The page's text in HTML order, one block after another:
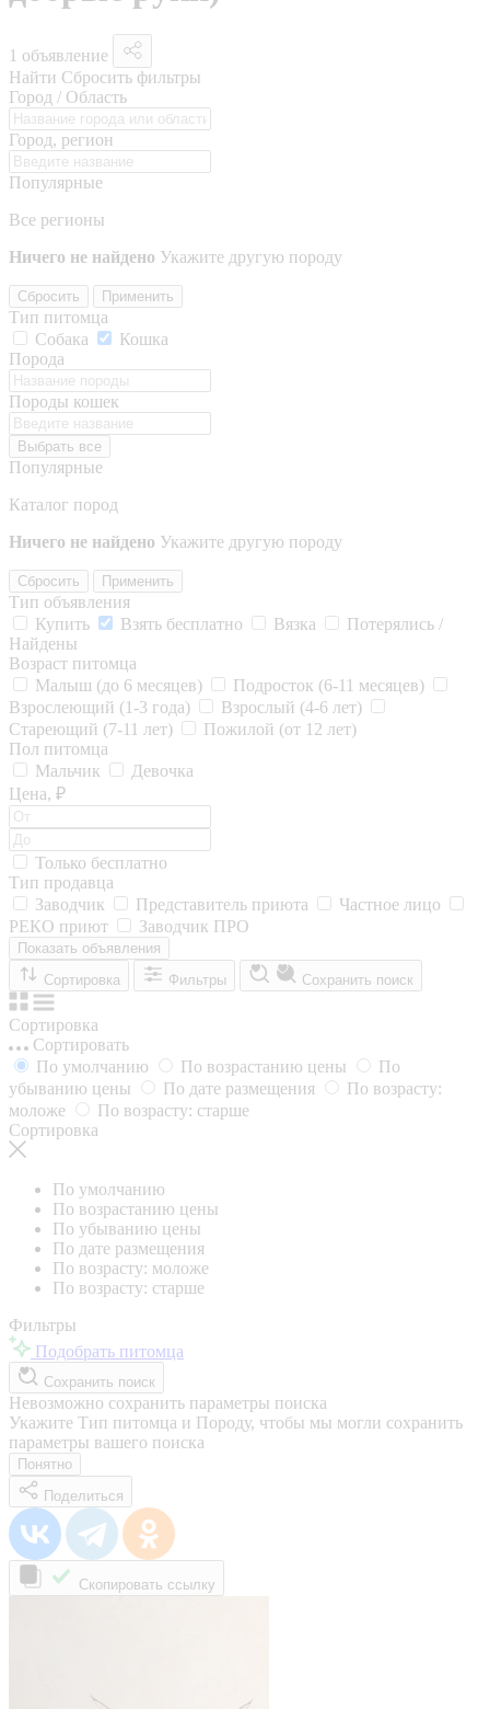
1 объявление
Найти Сбросить фильтры
Город / Область
Город, регион
Популярные
Все регионы
Ничего не найдено Укажите другую породу
Сбросить Применить
Тип питомца
Собака
Кошка
Порода
Породы кошек
Выбрать все
Популярные
Каталог пород
Ничего не найдено Укажите другую породу
Сбросить Применить
Тип объявления
Купить
Взять бесплатно Вязка
Потерялись /
Найдены
Возраст питомца
Малыш (до 6 месяцев)
Подросток (6-11 месяцев)
Взрослеющий (1-3 года)
Взрослый (4-6 лет)
Стареющий (7-11 лет)
Пожилой (от 12 лет)
Пол питомца
Мальчик
Девочка
Цена, ₽
Только бесплатно
Тип продавца
Заводчик
Представитель приюта
Частное лицо
РЕКО приют
Заводчик ПРО
Показать объявления
Сортировка
Фильтры Сохранить поиск
Сортировка
Сортировать
По умолчанию
По возрастанию цены
По
убыванию цены
По дате размещения
По возрасту:
моложе
По возрасту: старше
Сортировка
По умолчанию
По возрастанию цены
По убыванию цены
По дате размещения
По возрасту: моложе
По возрасту: старше
Фильтры
Подобрать питомца
Сохранить поиск
Невозможно сохранить параметры поиска
Укажите Тип питомца и Породу, чтобы мы могли сохранить
параметры вашего поиска
Понятно
Поделиться
Скопировать ссылку